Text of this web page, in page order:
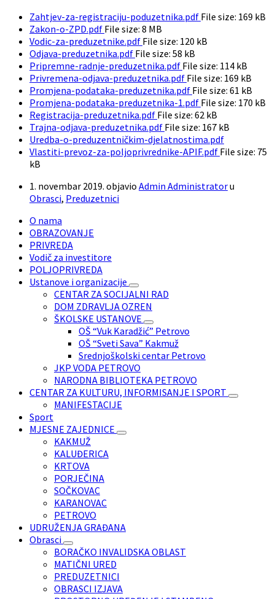
Zahtjev-za-registraciju-poduzetnika.pdf File size: 169 kB
Zakon-o-ZPD.pdf File size: 8 MB
Vodic-za-preduzetnike.pdf File size: 120 kB
Odjava-preduzetnika.pdf File size: 58 kB
Pripremne-radnje-preduzetnika.pdf File size: 114 kB
Privremena-odjava-preduzetnika.pdf File size: 169 kB
Promjena-podataka-preduzetnika.pdf File size: 61 kB
Promjena-podataka-preduzetnika-1.pdf File size: 170 kB
Registracija-preduzetnika.pdf File size: 62 kB
Trajna-odjava-preduzetnika.pdf File size: 167 kB
Uredba-o-preduzentničkim-djelatnostima.pdf
Vlastiti-prevoz-za-poljoprivrednike-APIF.pdf File size: 75
kB
1. novembar 2019. objavio Admin Administratoru
Obrasci, Preduzetnici
O nama
OBRAZOVANJE
PRIVREDA
Vodič za investitore
POLJOPRIVREDA
Ustanove i organizacije
CENTAR ZA SOCIJALNI RAD
DOM ZDRAVLJA OZREN
ŠKOLSKE USTANOVE
OŠ “Vuk Karadžić” Petrovo
OŠ “Sveti Sava” Kakmuž
Srednjoškolski centar Petrovo
JKP VODA PETROVO
NARODNA BIBLIOTEKA PETROVO
CENTAR ZA KULTURU, INFORMISANJE I SPORT
MANIFESTACIJE
Sport
MJESNE ZAJEDNICE
KAKMUŽ
KALUĐERICA
KRTOVA
PORJEČINA
SOČKOVAC
KARANOVAC
PETROVO
UDRUŽENJA GRAĐANA
Obrasci
BORAČKO INVALIDSKA OBLAST
MATIČNI URED
PREDUZETNICI
OBRASCI IZJAVA